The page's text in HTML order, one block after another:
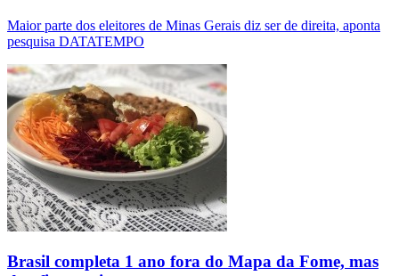
Maior parte dos eleitores de Minas Gerais diz ser de direita, aponta
pesquisa DATATEMPO
Brasil completa 1 ano fora do Mapa da Fome, mas